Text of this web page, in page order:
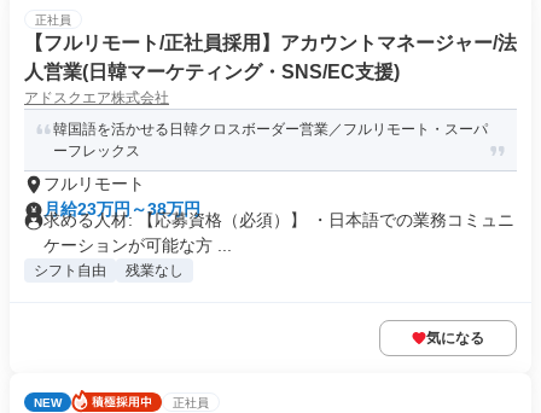
正社員
【フルリモート/正社員採用】アカウントマネージャー/法
人営業(日韓マーケティング・SNS/EC支援)
アドスクエア株式会社
韓国語を活かせる日韓クロスボーダー営業／フルリモート・スーパ
ーフレックス
フルリモート
月給23万円～38万円
求める人材: 【応募資格（必須）】 ・日本語での業務コミュニ
ケーションが可能な方 ...
シフト自由 残業なし
気になる
NEW 正社員